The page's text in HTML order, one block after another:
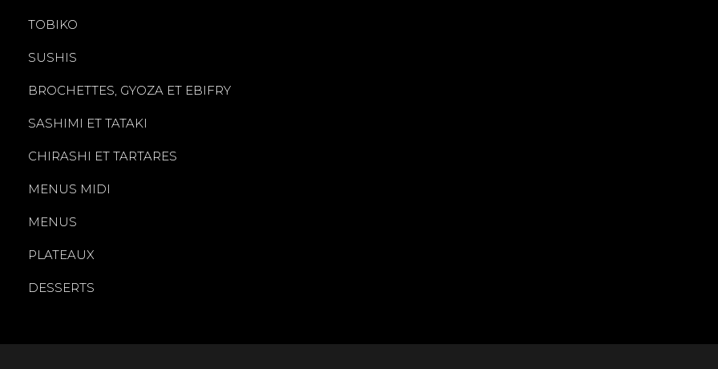
TOBIKO
SUSHIS
BROCHETTES, GYOZA ET EBIFRY
SASHIMI ET TATAKI
CHIRASHI ET TARTARES
MENUS MIDI
MENUS
PLATEAUX
DESSERTS